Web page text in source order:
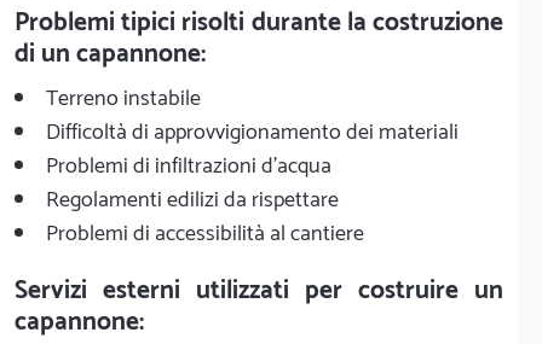
Problemi tipici risolti durante la costruzione
di un capannone:
Terreno instabile
Difficoltà di approvvigionamento dei materiali
Problemi di infiltrazioni d'acqua
Regolamenti edilizi da rispettare
Problemi di accessibilità al cantiere
Servizi esterni utilizzati per costruire un
capannone: